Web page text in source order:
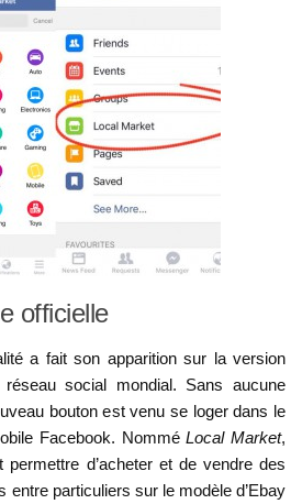
officielle
a fait son apparition sur la version
social mondial. Sans aucune
bouton est venu se loger dans le
Facebook. NomméLocal Market,
permettre d’acheter et de vendre des
entre particuliers sur le modèle d’Ebay